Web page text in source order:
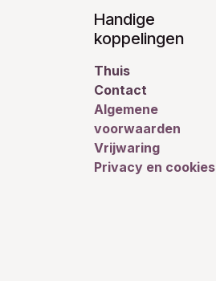
Handige
koppelingen
Thuis
Contact
Algemene
voorwaarden
Vrijwaring
Privacy en cookies